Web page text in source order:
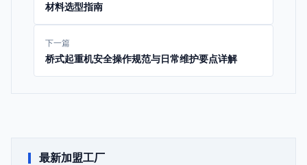
材料选型指南
下一篇
桥式起重机安全操作规范与日常维护要点详解
最新加盟工厂